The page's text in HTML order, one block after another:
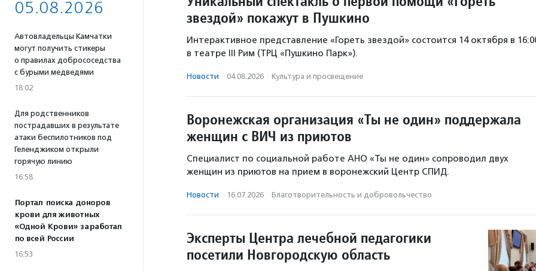
05.08.2026
Автовладельцы Камчатки
могут получить стикеры
о правилах добрососедства
с бурыми медведями
18:02
Для родственников
пострадавших в результате
атаки беспилотников под
Геленджиком открыли
горячую линию
16:58
Портал поиска доноров
крови для животных
«Одной Крови» заработал
по всей России
16:53
звездой» покажут в Пушкино
Интерактивное представление «Гореть звездой» состоится 14 октября в
в театре III Рим (ТРЦ «Пушкино Парк»).
Новости · 04.08.2026 · Культура и просвещение
Воронежская организация «Ты не один» поддержала
женщин с ВИЧ из приютов
Специалист по социальной работе АНО «Ты не один» сопроводил двух
женщин из приютов на прием в воронежский Центр СПИД.
Новости · 16.07.2026 · Благотвори­тель­ность и доброволь­чест­во
Эксперты Центра лечебной педагогики
посетили Новгородскую область